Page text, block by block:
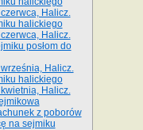
Halicz.
halickiego
Halicz.
posłom do
Halicz.
halickiego
Halicz.
z poborów
na sejmiku